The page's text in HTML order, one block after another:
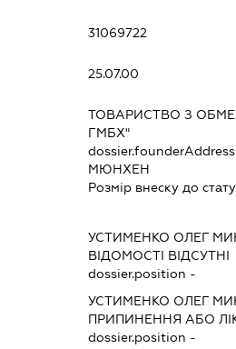
31069722
25.07.00
ТОВАРИСТВО З
ГМБХ"
dossier.founderAddress
МЮНХЕН
Розмір внеску до
УСТИМЕНКО ОЛЕГ
ВІДОМОСТІ ВІДСУТНІ
dossier.position -
УСТИМЕНКО ОЛЕГ
ПРИПИНЕННЯ АБО
dossier.position -